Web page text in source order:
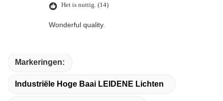
Het is nuttig. (14)
Wonderful quality.
Markeringen:
Industriële Hoge Baai LEIDENE Lichten